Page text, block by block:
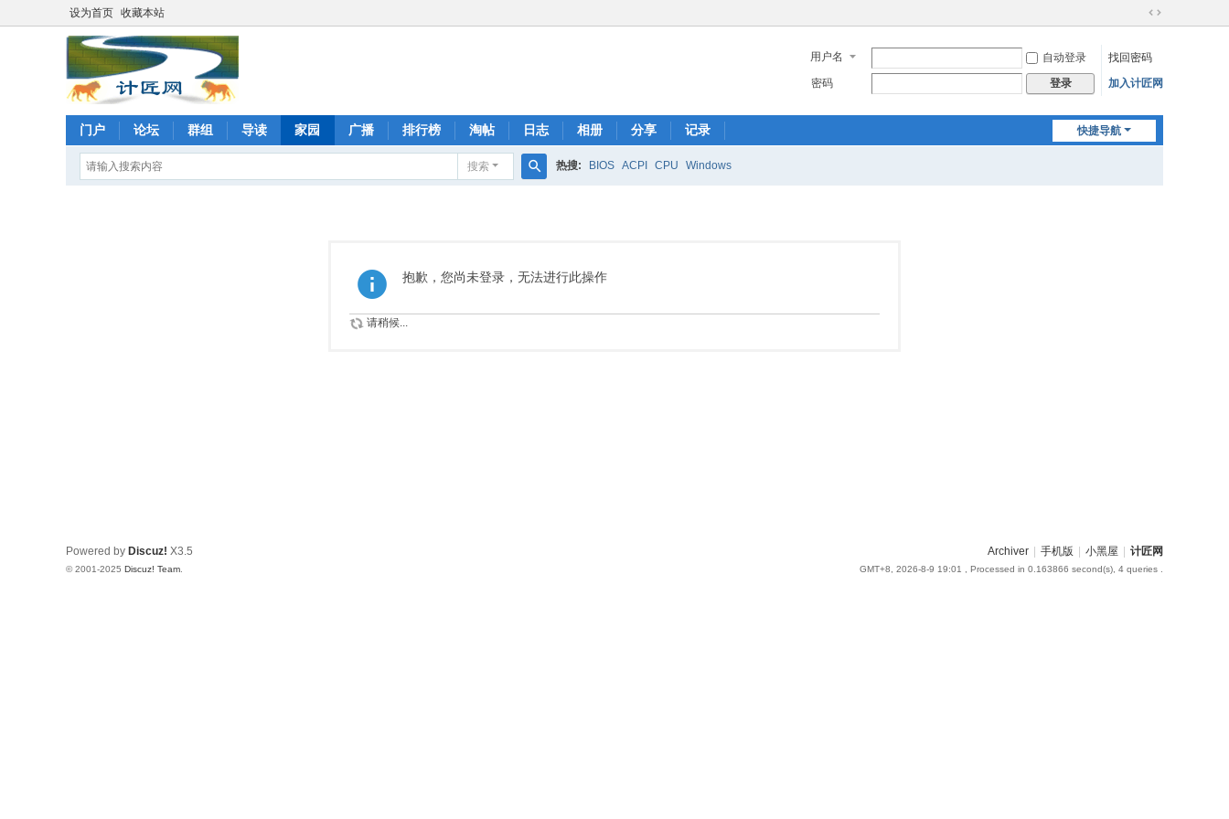
设为首页 收藏本站
切
到
宽
用户名 自动登录
找回密码
密码
登录 加入计匠网
快捷导航
门户 论坛 群组 导读 家园 广播 排行榜 淘帖 日志 相册 分享 记录
搜索 热搜: BIOS ACPI CPU Windows
抱歉，您尚未登录，无法进行此操作
请稍候...
Archiver 手机版 小黑屋 计匠网
GMT+8, 2026-8-9 19:01 , Processed in 0.163866 second(s), 4 queries .
Powered by Discuz! X3.5
© 2001-2025 Discuz! Team